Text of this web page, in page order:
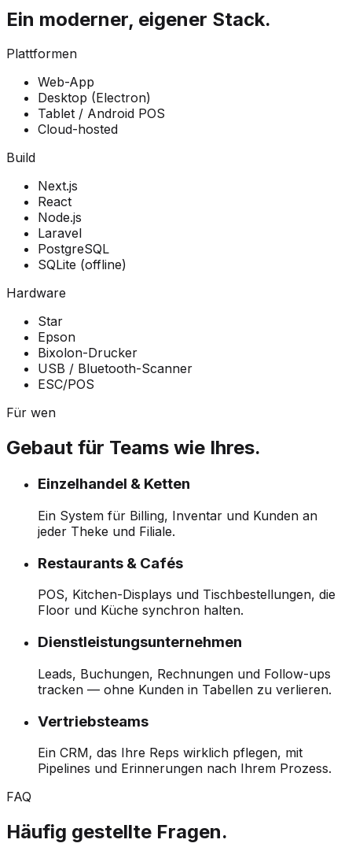
Ein moderner, eigener Stack.
Plattformen
Web-App
Desktop (Electron)
Tablet / Android POS
Cloud-hosted
Build
Next.js
React
Node.js
Laravel
PostgreSQL
SQLite (offline)
Hardware
Star
Epson
Bixolon-Drucker
USB / Bluetooth-Scanner
ESC/POS
Für wen
Gebaut für Teams wie Ihres.
Einzelhandel & Ketten
Ein System für Billing, Inventar und Kunden an
jeder Theke und Filiale.
Restaurants & Cafés
POS, Kitchen-Displays und Tischbestellungen, die
Floor und Küche synchron halten.
Dienstleistungsunternehmen
Leads, Buchungen, Rechnungen und Follow-ups
tracken — ohne Kunden in Tabellen zu verlieren.
Vertriebsteams
Ein CRM, das Ihre Reps wirklich pflegen, mit
Pipelines und Erinnerungen nach Ihrem Prozess.
FAQ
Häufig gestellte Fragen.